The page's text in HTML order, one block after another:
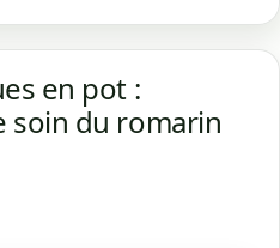
en pot :
soin du romarin